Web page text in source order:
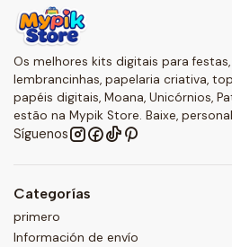
Os melhores kits digitais para
lembrancinhas, papelaria criativa,
papéis digitais, Moana, Unicórnios,
estão na Mypik Store. Baixe,
Síguenos
Categorías
primero
Información de envío